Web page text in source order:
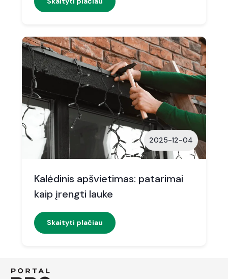
2025-12-04
Kalėdinis apšvietimas: patarimai
kaip įrengti lauke
Skaityti plačiau